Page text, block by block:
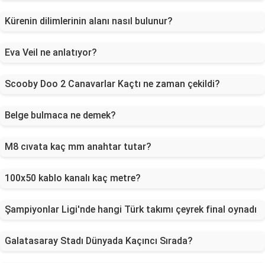
Kürenin dilimlerinin alanı nasıl bulunur?
Eva Veil ne anlatıyor?
Scooby Doo 2 Canavarlar Kaçtı ne zaman çekildi?
Belge bulmaca ne demek?
M8 cıvata kaç mm anahtar tutar?
100x50 kablo kanalı kaç metre?
Şampiyonlar Ligi'nde hangi Türk takımı çeyrek final oynadı
Galatasaray Stadı Dünyada Kaçıncı Sırada?